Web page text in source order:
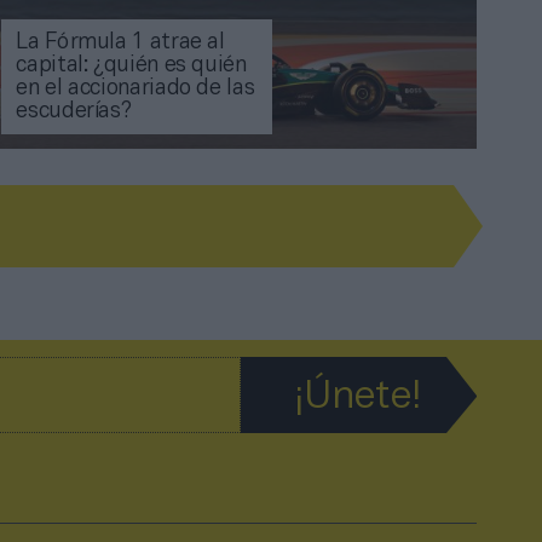
La Fórmula 1 atrae al
capital: ¿quién es quién
en el accionariado de las
escuderías?